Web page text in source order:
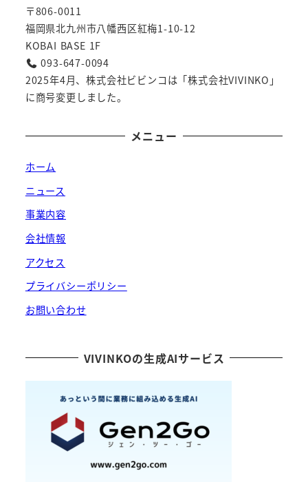
〒806-0011
福岡県北九州市八幡西区紅梅1-10-12
KOBAI BASE 1F
093-647-0094
2025年4月、株式会社ビビンコは「株式会社VIVINKO」
に商号変更しました。
メニュー
ホーム
ニュース
事業内容
会社情報
アクセス
プライバシーポリシー
お問い合わせ
VIVINKOの生成AIサービス